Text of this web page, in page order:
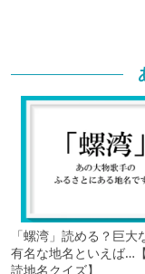
「螺湾」読める？巨大
有名な地名といえば…
読地名クイズ】